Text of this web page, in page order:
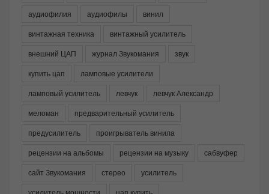
аудиофилия
аудиофилы
винил
винтажная техника
винтажный усилитель
внешний ЦАП
журнал Звукомания
звук
купить цап
ламповые усилители
ламповый усилитель
левчук
левчук Александр
меломан
предварительный усилитель
предусилитель
проигрыватель винила
рецензии на альбомы
рецензии на музыку
сабвуфер
сайт Звукомания
стерео
усилитель
усилитель мощности
цап купить